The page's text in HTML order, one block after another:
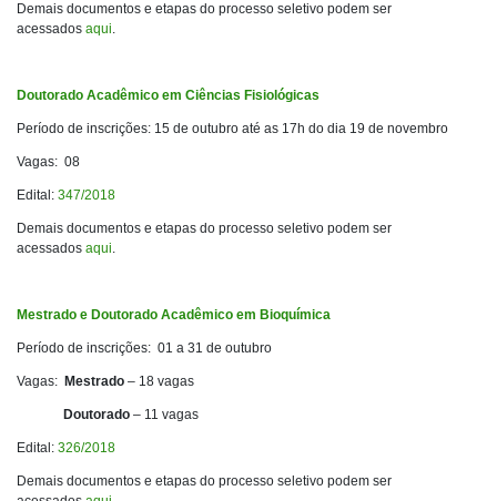
Demais documentos e etapas do processo seletivo podem ser
acessados aqui.
Doutorado Acadêmico em Ciências Fisiológicas
Período de inscrições: 15 de outubro até as 17h do dia 19 de novembro
Vagas: 08
Edital: 347/2018
Demais documentos e etapas do processo seletivo podem ser
acessados aqui.
Mestrado e Doutorado Acadêmico em Bioquímica
Período de inscrições: 01 a 31 de outubro
Vagas: Mestrado – 18 vagas
Doutorado – 11 vagas
Edital: 326/2018
Demais documentos e etapas do processo seletivo podem ser